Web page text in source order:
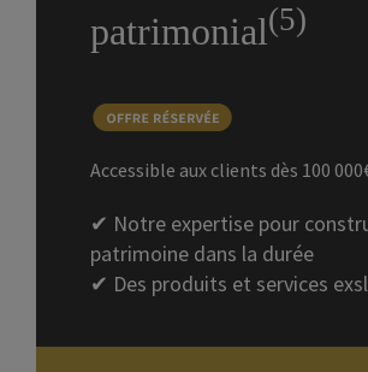
patrimonial(5)
Accessible aux clients dès 100
✔ Notre expertise pour
patrimoine dans la durée
✔ Des produits et services